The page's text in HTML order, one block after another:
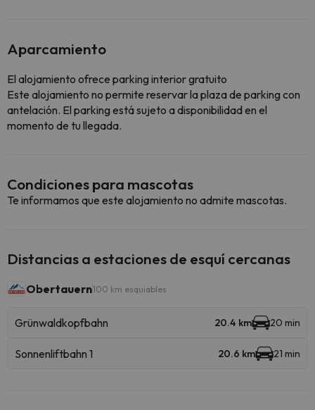
Aparcamiento
El alojamiento ofrece parking interior gratuito
Este alojamiento no permite reservar la plaza de parking con
antelación. El parking está sujeto a disponibilidad en el
momento de tu llegada.
Condiciones para mascotas
Te informamos que este alojamiento no admite mascotas.
Distancias a estaciones de esquí cercanas
Obertauern100 km esquiables
Grünwaldkopfbahn 20.4 km 20 min
Sonnenliftbahn 1 20.6 km 21 min